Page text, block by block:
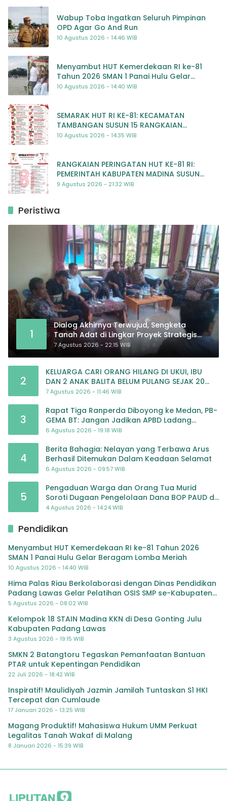
Wabup Toba Ingatkan Seluruh Pimpinan
OPD Agar Go And Run
10 Agustus 2026 - 14:46 WIB
Menyambut HUT Kemerdekaan RI ke-81
Tahun 2026 SMAN 1 Panai Hulu Gelar
Beragam Lomba Meriah
10 Agustus 2026 - 14:40 WIB
SEMARAK HUT RI KE-81: KECAMATAN
TAMBANGAN SUSUN 15 RANGKAIAN
KEGIATAN MERIAH
10 Agustus 2026 - 14:35 WIB
RANGKAIAN PERINGATAN HUT KE-81 RI:
PEMERINTAH KABUPATEN MADINA SUSUN
RENCANA KEGIATAN MERIAH DAN BERMAKNA
9 Agustus 2026 - 21:32 WIB
Peristiwa
1
Dialog Akhirnya Terwujud, Sengketa
Tanah Adat di Lingkar Proyek Strategis
Nasional Memasuki Babak Baru
7 Agustus 2026 - 22:15 WIB
2
KELUARGA CARI ORANG HILANG DI UKUI, IBU
DAN 2 ANAK BALITA BELUM PULANG SEJAK 20
JULI 2026
7 Agustus 2026 - 11:46 WIB
3
Rapat Tiga Ranperda Diboyong ke Medan, PB-
GEMA BT: Jangan Jadikan APBD Ladang
Pembiayaan yang Tak Perlu
6 Agustus 2026 - 19:18 WIB
4
Berita Bahagia: Nelayan yang Terbawa Arus
Berhasil Ditemukan Dalam Keadaan Selamat
6 Agustus 2026 - 09:57 WIB
5
Pengaduan Warga dan Orang Tua Murid
Soroti Dugaan Pengelolaan Dana BOP PAUD di
TK Al-Ikhlas Tapanuli Selatan
4 Agustus 2026 - 14:24 WIB
Pendidikan
Menyambut HUT Kemerdekaan RI ke-81 Tahun 2026
SMAN 1 Panai Hulu Gelar Beragam Lomba Meriah
10 Agustus 2026 - 14:40 WIB
Hima Palas Riau Berkolaborasi dengan Dinas Pendidikan
Padang Lawas Gelar Pelatihan OSIS SMP se-Kabupaten
Padang Lawas
5 Agustus 2026 - 08:02 WIB
Kelompok 18 STAIN Madina KKN di Desa Gonting Julu
Kabupaten Padang Lawas
3 Agustus 2026 - 19:15 WIB
SMKN 2 Batangtoru Tegaskan Pemanfaatan Bantuan
PTAR untuk Kepentingan Pendidikan
22 Juli 2026 - 18:42 WIB
Inspiratif! Maulidiyah Jazmin Jamilah Tuntaskan S1 HKI
Tercepat dan Cumlaude
17 Januari 2026 - 13:25 WIB
Magang Produktif! Mahasiswa Hukum UMM Perkuat
Legalitas Tanah Wakaf di Malang
8 Januari 2026 - 15:39 WIB